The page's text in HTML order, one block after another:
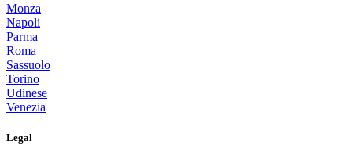
Monza
Napoli
Parma
Roma
Sassuolo
Torino
Udinese
Venezia
Legal